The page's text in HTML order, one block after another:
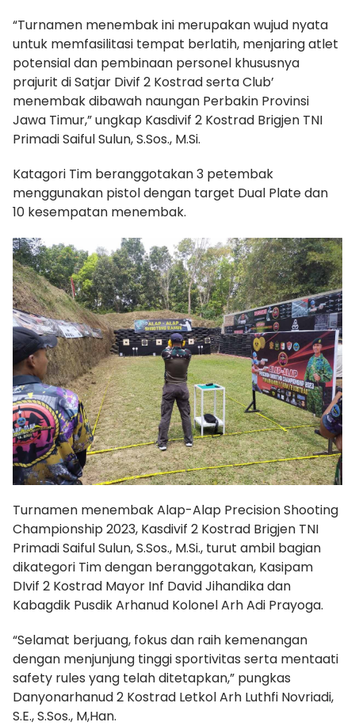
“Turnamen menembak ini merupakan wujud nyata
untuk memfasilitasi tempat berlatih, menjaring atlet
potensial dan pembinaan personel khususnya
prajurit di Satjar Divif 2 Kostrad serta Club’
menembak dibawah naungan Perbakin Provinsi
Jawa Timur,” ungkap Kasdivif 2 Kostrad Brigjen TNI
Primadi Saiful Sulun, S.Sos., M.Si.
Katagori Tim beranggotakan 3 petembak
menggunakan pistol dengan target Dual Plate dan
10 kesempatan menembak.
Turnamen menembak Alap-Alap Precision Shooting
Championship 2023, Kasdivif 2 Kostrad Brigjen TNI
Primadi Saiful Sulun, S.Sos., M.Si., turut ambil bagian
dikategori Tim dengan beranggotakan, Kasipam
DIvif 2 Kostrad Mayor Inf David Jihandika dan
Kabagdik Pusdik Arhanud Kolonel Arh Adi Prayoga.
“Selamat berjuang, fokus dan raih kemenangan
dengan menjunjung tinggi sportivitas serta mentaati
safety rules yang telah ditetapkan,” pungkas
Danyonarhanud 2 Kostrad Letkol Arh Luthfi Novriadi,
S.E., S.Sos., M,Han.